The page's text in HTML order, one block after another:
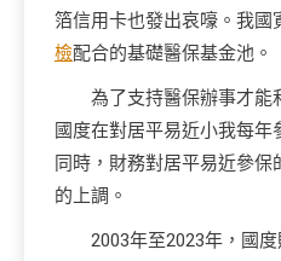
箔信用卡也發出哀嚎。我國
檢配合的基礎醫保基金池。
為了支持醫保辦事才能
國度在對居平易近小我每
同時，財務對居平易近參
的上調。
2003年至2023年，國